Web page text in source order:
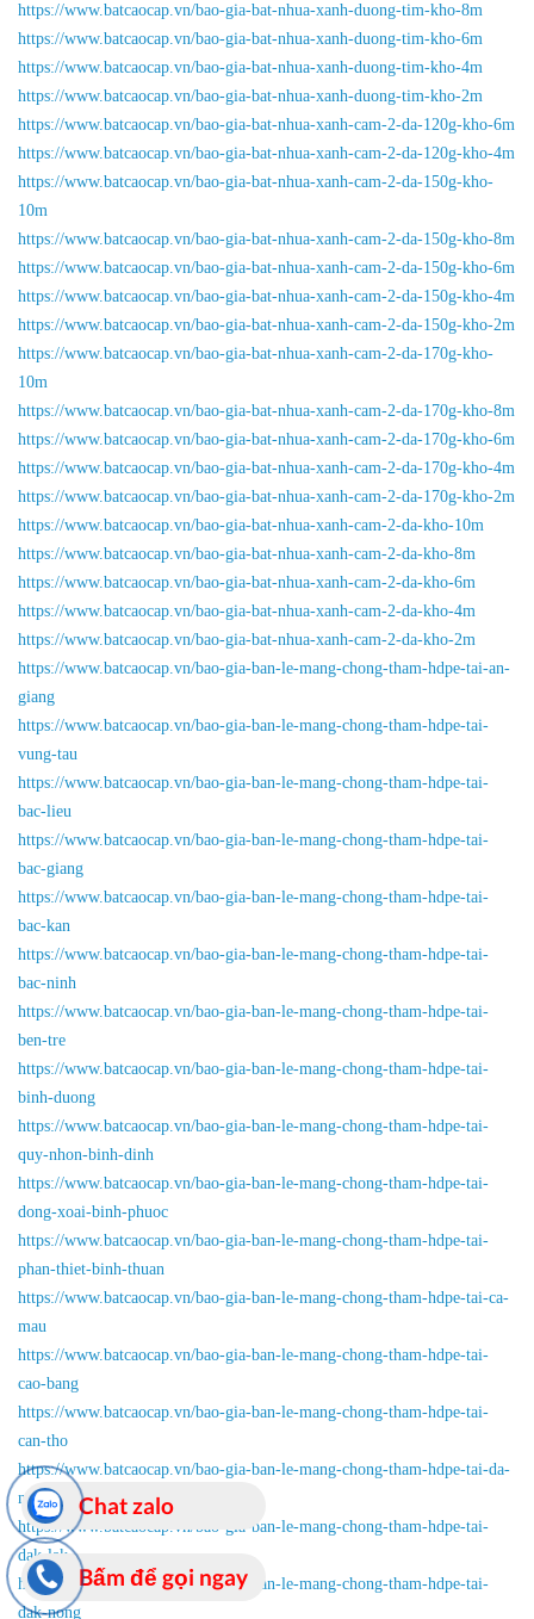
https://www.batcaocap.vn/bao-gia-bat-nhua-xanh-duong-tim-kho-8m
https://www.batcaocap.vn/bao-gia-bat-nhua-xanh-duong-tim-kho-6m
https://www.batcaocap.vn/bao-gia-bat-nhua-xanh-duong-tim-kho-4m
https://www.batcaocap.vn/bao-gia-bat-nhua-xanh-duong-tim-kho-2m
https://www.batcaocap.vn/bao-gia-bat-nhua-xanh-cam-2-da-120g-kho-6m
https://www.batcaocap.vn/bao-gia-bat-nhua-xanh-cam-2-da-120g-kho-4m
https://www.batcaocap.vn/bao-gia-bat-nhua-xanh-cam-2-da-150g-kho-
10m
https://www.batcaocap.vn/bao-gia-bat-nhua-xanh-cam-2-da-150g-kho-8m
https://www.batcaocap.vn/bao-gia-bat-nhua-xanh-cam-2-da-150g-kho-6m
https://www.batcaocap.vn/bao-gia-bat-nhua-xanh-cam-2-da-150g-kho-4m
https://www.batcaocap.vn/bao-gia-bat-nhua-xanh-cam-2-da-150g-kho-2m
https://www.batcaocap.vn/bao-gia-bat-nhua-xanh-cam-2-da-170g-kho-
10m
https://www.batcaocap.vn/bao-gia-bat-nhua-xanh-cam-2-da-170g-kho-8m
https://www.batcaocap.vn/bao-gia-bat-nhua-xanh-cam-2-da-170g-kho-6m
https://www.batcaocap.vn/bao-gia-bat-nhua-xanh-cam-2-da-170g-kho-4m
https://www.batcaocap.vn/bao-gia-bat-nhua-xanh-cam-2-da-170g-kho-2m
https://www.batcaocap.vn/bao-gia-bat-nhua-xanh-cam-2-da-kho-10m
https://www.batcaocap.vn/bao-gia-bat-nhua-xanh-cam-2-da-kho-8m
https://www.batcaocap.vn/bao-gia-bat-nhua-xanh-cam-2-da-kho-6m
https://www.batcaocap.vn/bao-gia-bat-nhua-xanh-cam-2-da-kho-4m
https://www.batcaocap.vn/bao-gia-bat-nhua-xanh-cam-2-da-kho-2m
https://www.batcaocap.vn/bao-gia-ban-le-mang-chong-tham-hdpe-tai-an-
giang
https://www.batcaocap.vn/bao-gia-ban-le-mang-chong-tham-hdpe-tai-
vung-tau
https://www.batcaocap.vn/bao-gia-ban-le-mang-chong-tham-hdpe-tai-
bac-lieu
https://www.batcaocap.vn/bao-gia-ban-le-mang-chong-tham-hdpe-tai-
bac-giang
https://www.batcaocap.vn/bao-gia-ban-le-mang-chong-tham-hdpe-tai-
bac-kan
https://www.batcaocap.vn/bao-gia-ban-le-mang-chong-tham-hdpe-tai-
bac-ninh
https://www.batcaocap.vn/bao-gia-ban-le-mang-chong-tham-hdpe-tai-
ben-tre
https://www.batcaocap.vn/bao-gia-ban-le-mang-chong-tham-hdpe-tai-
binh-duong
https://www.batcaocap.vn/bao-gia-ban-le-mang-chong-tham-hdpe-tai-
quy-nhon-binh-dinh
https://www.batcaocap.vn/bao-gia-ban-le-mang-chong-tham-hdpe-tai-
dong-xoai-binh-phuoc
https://www.batcaocap.vn/bao-gia-ban-le-mang-chong-tham-hdpe-tai-
phan-thiet-binh-thuan
https://www.batcaocap.vn/bao-gia-ban-le-mang-chong-tham-hdpe-tai-ca-
mau
https://www.batcaocap.vn/bao-gia-ban-le-mang-chong-tham-hdpe-tai-
cao-bang
https://www.batcaocap.vn/bao-gia-ban-le-mang-chong-tham-hdpe-tai-
can-tho
https://www.batcaocap.vn/bao-gia-ban-le-mang-chong-tham-hdpe-tai-da-
nang
https://www.batcaocap.vn/bao-gia-ban-le-mang-chong-tham-hdpe-tai-
dak-lak
https://www.batcaocap.vn/bao-gia-ban-le-mang-chong-tham-hdpe-tai-
dak-nong
Bấm để gọi ngay
Chat zalo